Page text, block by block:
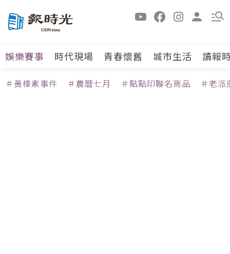
娛樂賽事 時代現場 青春懷舊 城市生活 讀報
＃黃樟素事件 ＃農曆七月 ＃點點印聯名商品 ＃老派